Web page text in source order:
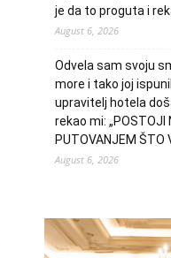
je da to proguta i
August 6, 2026
Odvela sam svoju
more i tako joj
upravitelj hotela
rekao mi: „POSTOJI
PUTOVANJEM ŠTO
August 6, 2026